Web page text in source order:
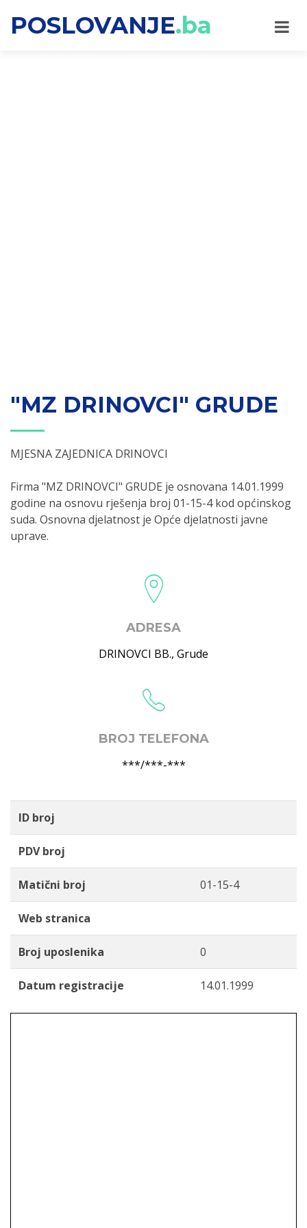
POSLOVANJE.ba
"MZ DRINOVCI" GRUDE
MJESNA ZAJEDNICA DRINOVCI
Firma "MZ DRINOVCI" GRUDE je osnovana 14.01.1999
godine na osnovu rješenja broj 01-15-4 kod općinskog
suda. Osnovna djelatnost je Opće djelatnosti javne
uprave.
ADRESA
DRINOVCI BB., Grude
BROJ TELEFONA
***/***-***
ID broj
PDV broj
Matični broj 01-15-4
Web stranica
Broj uposlenika 0
Datum registracije 14.01.1999